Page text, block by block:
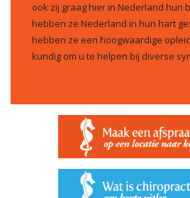
ook zij graag hier in Nederland hun
hebben ze Nederland in hun hart
hebben ze een hoogwaardige
kundig om u te helpen bij diverse